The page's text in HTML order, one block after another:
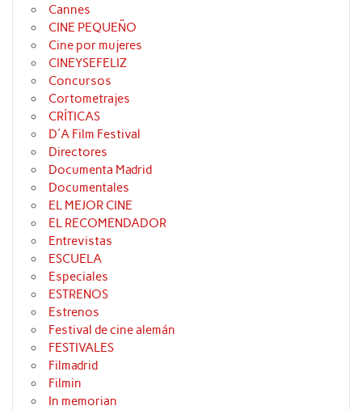
Cannes
CINE PEQUEÑO
Cine por mujeres
CINEYSEFELIZ
Concursos
Cortometrajes
CRÍTICAS
D'A Film Festival
Directores
Documenta Madrid
Documentales
EL MEJOR CINE
EL RECOMENDADOR
Entrevistas
ESCUELA
Especiales
ESTRENOS
Estrenos
Festival de cine alemán
FESTIVALES
Filmadrid
Filmin
In memorian